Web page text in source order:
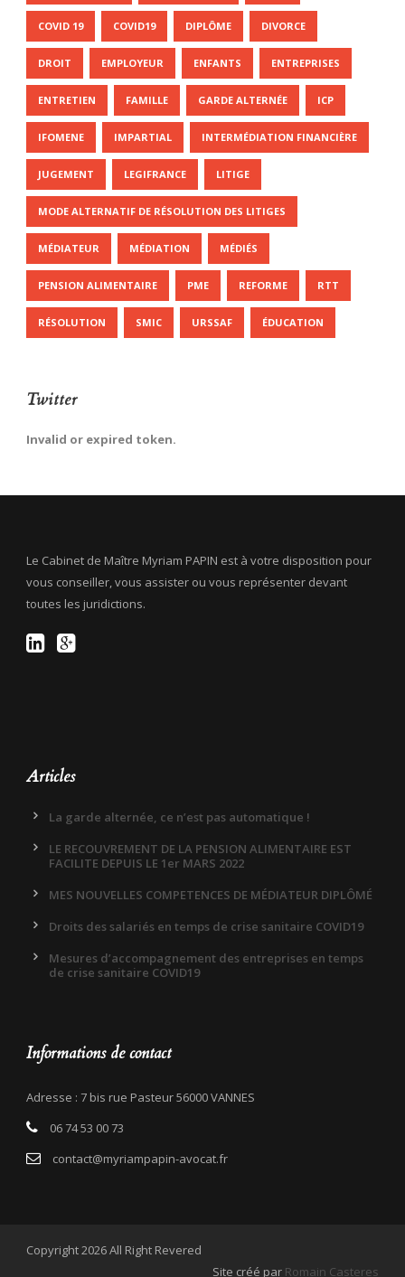
COVID 19 COVID19 DIPLÔME DIVORCE
DROIT EMPLOYEUR ENFANTS ENTREPRISES
ENTRETIEN FAMILLE GARDE ALTERNÉE ICP
IFOMENE IMPARTIAL INTERMÉDIATION FINANCIÈRE
JUGEMENT LEGIFRANCE LITIGE
MODE ALTERNATIF DE RÉSOLUTION DES LITIGES
MÉDIATEUR MÉDIATION MÉDIÉS
PENSION ALIMENTAIRE PME REFORME RTT
RÉSOLUTION SMIC URSSAF ÉDUCATION
Twitter
Invalid or expired token.
Le Cabinet de Maître Myriam PAPIN est à votre disposition pour
vous conseiller, vous assister ou vous représenter devant
toutes les juridictions.
Articles
La garde alternée, ce n’est pas automatique !
LE RECOUVREMENT DE LA PENSION ALIMENTAIRE EST
FACILITE DEPUIS LE 1er MARS 2022
MES NOUVELLES COMPETENCES DE MÉDIATEUR DIPLÔMÉ
Droits des salariés en temps de crise sanitaire COVID19
Mesures d’accompagnement des entreprises en temps
de crise sanitaire COVID19
Informations de contact
Adresse : 7 bis rue Pasteur 56000 VANNES
06 74 53 00 73
contact@myriampapin-avocat.fr
Copyright 2026 All Right Revered
Site créé par Romain Casteres